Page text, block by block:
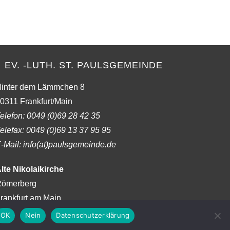
EV. -LUTH. ST. PAULSGEMEINDE
dem Lämmchen 8
Frankfurt/Main
0049 (0)69 28 42 35
0049 (0)69 13 37 95 95
Mail: info(at)paulsgemeinde.de
Nikolaikirche
am Main
OK Nein Datenschutzerklärung